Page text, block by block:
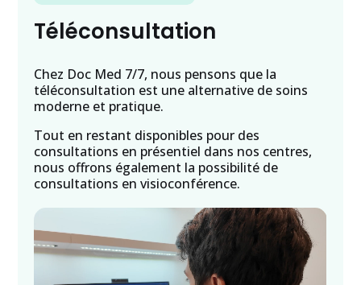
Téléconsultation
Chez Doc Med 7/7, nous pensons que la
téléconsultation est une alternative de soins
moderne et pratique.
Tout en restant disponibles pour des
consultations en présentiel dans nos centres,
nous offrons également la possibilité de
consultations en visioconférence.